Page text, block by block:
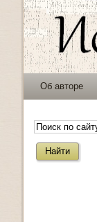
Об авторе